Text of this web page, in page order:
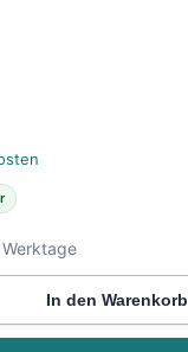
In den Warenkorb